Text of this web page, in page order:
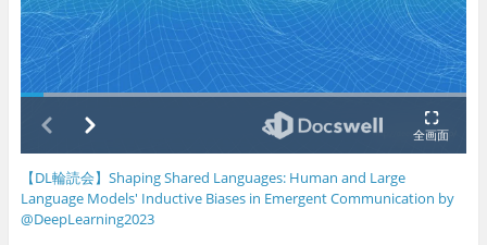
【DL輪読会】Shaping Shared Languages: Human and Large
Language Models' Inductive Biases in Emergent Communication by
@DeepLearning2023